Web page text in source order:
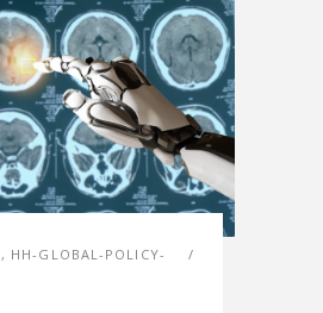
, HH-GLOBAL-POLICY-